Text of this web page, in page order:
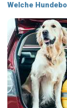
Welche